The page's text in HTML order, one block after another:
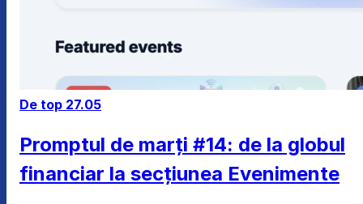
De top 27.05
Promptul de marți #14: de la globul
financiar la secțiunea Evenimente